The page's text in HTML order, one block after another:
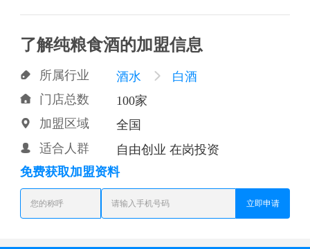
了解纯粮食酒的加盟信息
 所属行业 酒水  白酒
 门店总数 100家
 加盟区域 全国
 适合人群
自由创业 在岗投资
免费获取加盟资料
立即申请